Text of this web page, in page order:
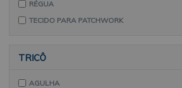
RÉGUA
TECIDO PARA PATCHWORK
TRICÔ
AGULHA